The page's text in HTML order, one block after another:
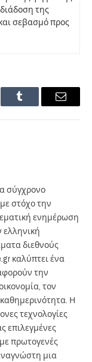
της
σεβασμό προς
Tumblr Email
σύγχρονο
στόχο την
ενημέρωση
διεθνούς
καλύπτει ένα
την
τον
Η
τεχνολογίες
επιλεγμένες
πρωτογενές
μια